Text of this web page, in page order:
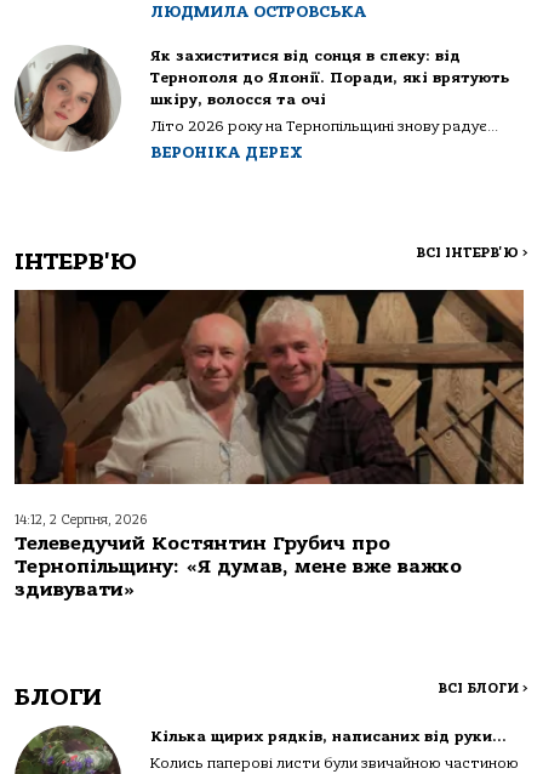
ЛЮДМИЛА ОСТРОВСЬКА
Як захиститися від сонця в спеку: від
Тернополя до Японії. Поради, які врятують
шкіру, волосся та очі
Літо 2026 року на Тернопільщині знову радує...
ВЕРОНІКА ДЕРЕХ
ІНТЕРВ'Ю ВСІ ІНТЕРВ'Ю >
14:12, 2 Серпня, 2026
Телеведучий Костянтин Грубич про
Тернопільщину: «Я думав, мене вже важко
здивувати»
БЛОГИ ВСІ БЛОГИ >
Кілька щирих рядків, написаних від руки…
Колись паперові листи були звичайною частиною